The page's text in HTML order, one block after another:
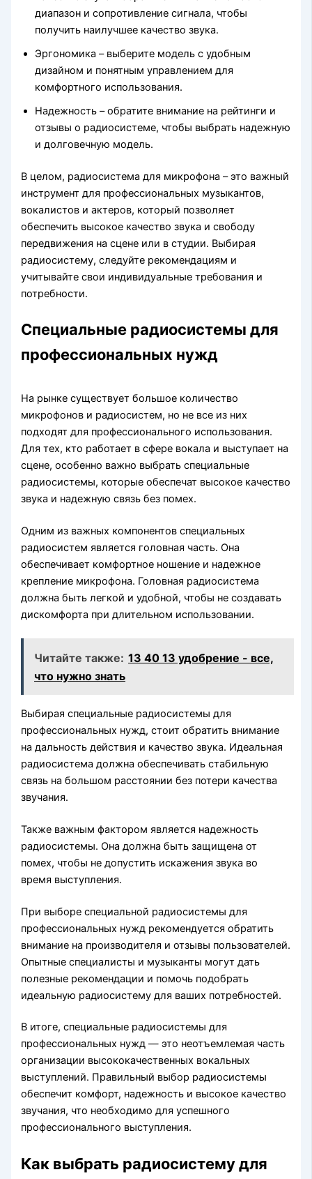
диапазон и сопротивление сигнала, чтобы
получить наилучшее качество звука.
Эргономика – выберите модель с удобным
дизайном и понятным управлением для
комфортного использования.
Надежность – обратите внимание на рейтинги и
отзывы о радиосистеме, чтобы выбрать надежную
и долговечную модель.
В целом, радиосистема для микрофона – это важный
инструмент для профессиональных музыкантов,
вокалистов и актеров, который позволяет
обеспечить высокое качество звука и свободу
передвижения на сцене или в студии. Выбирая
радиосистему, следуйте рекомендациям и
учитывайте свои индивидуальные требования и
потребности.
Специальные радиосистемы для
профессиональных нужд
На рынке существует большое количество
микрофонов и радиосистем, но не все из них
подходят для профессионального использования.
Для тех, кто работает в сфере вокала и выступает на
сцене, особенно важно выбрать специальные
радиосистемы, которые обеспечат высокое качество
звука и надежную связь без помех.
Одним из важных компонентов специальных
радиосистем является головная часть. Она
обеспечивает комфортное ношение и надежное
крепление микрофона. Головная радиосистема
должна быть легкой и удобной, чтобы не создавать
дискомфорта при длительном использовании.
Читайте также: 13 40 13 удобрение - все,
что нужно знать
Выбирая специальные радиосистемы для
профессиональных нужд, стоит обратить внимание
на дальность действия и качество звука. Идеальная
радиосистема должна обеспечивать стабильную
связь на большом расстоянии без потери качества
звучания.
Также важным фактором является надежность
радиосистемы. Она должна быть защищена от
помех, чтобы не допустить искажения звука во
время выступления.
При выборе специальной радиосистемы для
профессиональных нужд рекомендуется обратить
внимание на производителя и отзывы пользователей.
Опытные специалисты и музыканты могут дать
полезные рекомендации и помочь подобрать
идеальную радиосистему для ваших потребностей.
В итоге, специальные радиосистемы для
профессиональных нужд — это неотъемлемая часть
организации высококачественных вокальных
выступлений. Правильный выбор радиосистемы
обеспечит комфорт, надежность и высокое качество
звучания, что необходимо для успешного
профессионального выступления.
Как выбрать радиосистему для